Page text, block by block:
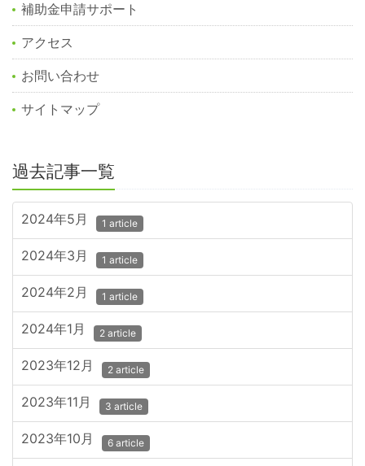
補助金申請サポート
アクセス
お問い合わせ
サイトマップ
過去記事一覧
2024年5月 1 article
2024年3月 1 article
2024年2月 1 article
2024年1月 2 article
2023年12月 2 article
2023年11月 3 article
2023年10月 6 article